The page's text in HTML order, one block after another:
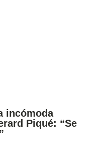
incómoda
Piqué: “Se